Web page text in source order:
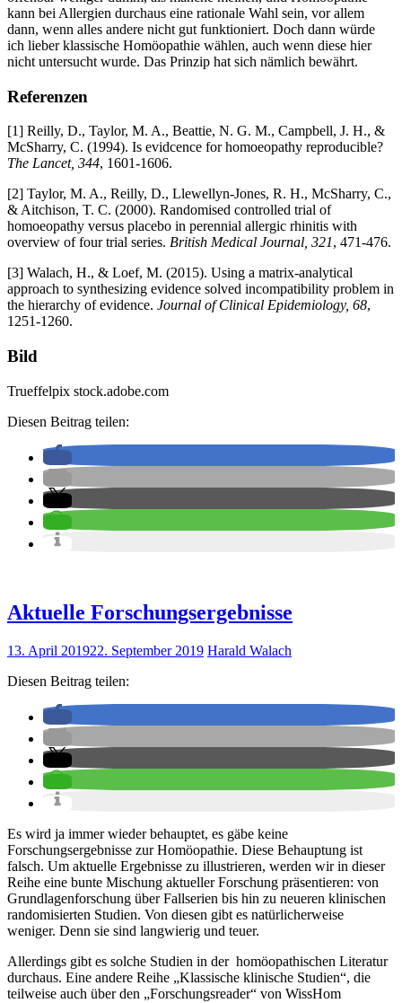
kann bei Allergien durchaus eine rationale Wahl sein, vor allem
dann, wenn alles andere nicht gut funktioniert. Doch dann würde
ich lieber klassische Homöopathie wählen, auch wenn diese hier
nicht untersucht wurde. Das Prinzip hat sich nämlich bewährt.
Referenzen
[1] Reilly, D., Taylor, M. A., Beattie, N. G. M., Campbell, J. H., &
McSharry, C. (1994). Is evidcence for homoeopathy reproducible?
The Lancet, 344, 1601-1606.
[2] Taylor, M. A., Reilly, D., Llewellyn-Jones, R. H., McSharry, C.,
& Aitchison, T. C. (2000). Randomised controlled trial of
homoeopathy versus placebo in perennial allergic rhinitis with
overview of four trial series. British Medical Journal, 321, 471-476.
[3] Walach, H., & Loef, M. (2015). Using a matrix-analytical
approach to synthesizing evidence solved incompatibility problem in
the hierarchy of evidence. Journal of Clinical Epidemiology, 68,
1251-1260.
Bild
Trueffelpix stock.adobe.com
Diesen Beitrag teilen:
Aktuelle Forschungsergebnisse
13. April 201922. September 2019 Harald Walach
Diesen Beitrag teilen:
Es wird ja immer wieder behauptet, es gäbe keine
Forschungsergebnisse zur Homöopathie. Diese Behauptung ist
falsch. Um aktuelle Ergebnisse zu illustrieren, werden wir in dieser
Reihe eine bunte Mischung aktueller Forschung präsentieren: von
Grundlagenforschung über Fallserien bis hin zu neueren klinischen
randomisierten Studien. Von diesen gibt es natürlicherweise
weniger. Denn sie sind langwierig und teuer.
Allerdings gibt es solche Studien in der homöopathischen Literatur
durchaus. Eine andere Reihe „Klassische klinische Studien“, die
teilweise auch über den „Forschungsreader“ von WissHom